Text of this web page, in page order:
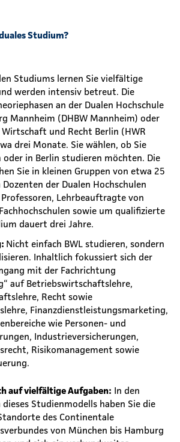
Studium?
Studiums lernen Sie vielfältige
werden intensiv betreut. Die
an der Dualen Hochschule
Mannheim (DHBW Mannheim) oder
und Recht Berlin (HWR
drei Monate. Sie wählen, ob Sie
in Berlin studieren möchten. Die
Sie in kleinen Gruppen von etwa 25
der Dualen Hochschulen
Lehrbeauftragte von
sowie um qualifizierte
dauert drei Jahre.
Nicht einfach BWL studieren, sondern
Inhaltlich fokussiert sich der
mit der Fachrichtung
auf Betriebswirtschaftslehre,
Recht sowie
Finanzdienstleistungsmarketing,
wie Personen- und
Industrieversicherungen,
Risikomanagement sowie
auf vielfältige Aufgaben: In den
dieses Studienmodells haben Sie die
des Continentale
von München bis Hamburg